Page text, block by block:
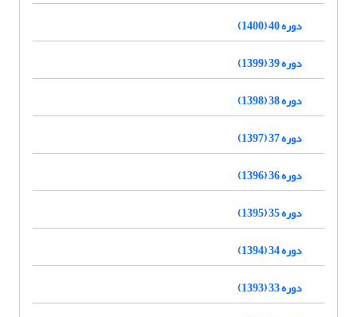
دوره 40 (1400)
دوره 39 (1399)
دوره 38 (1398)
دوره 37 (1397)
دوره 36 (1396)
دوره 35 (1395)
دوره 34 (1394)
دوره 33 (1393)